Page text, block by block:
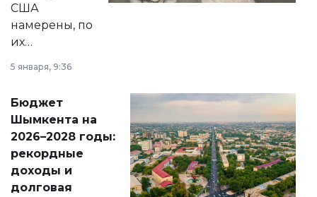
США
намерены, по
их
принести
народу
Венесуэлы.
5 января, 9:36
Бюджет
Шымкента на
2026–2028 годы:
рекордные
доходы и
долговая